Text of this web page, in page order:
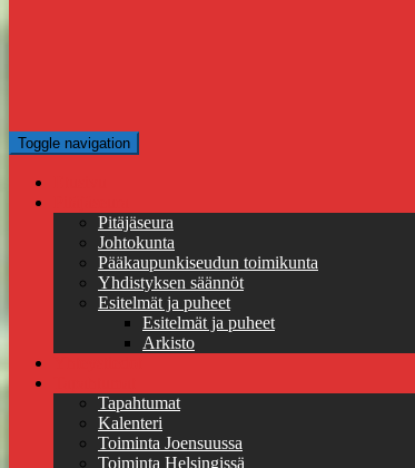
Toggle navigation
Pitäjäseura
Johtokunta
Pääkaupunkiseudun toimikunta
Yhdistyksen säännöt
Esitelmät ja puheet
Esitelmät ja puheet
Arkisto
Tapahtumat
Kalenteri
Toiminta Joensuussa
Toiminta Helsingissä